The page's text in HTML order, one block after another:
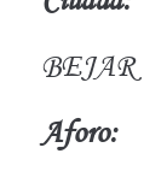
BEJAR
Aforo: